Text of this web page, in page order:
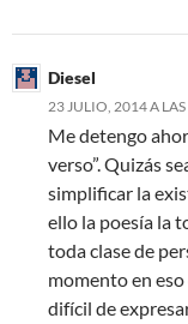
Diesel
23 JULIO, 2014 A
Me detengo
verso”. Quizás
simplificar la
ello la poesía la
toda clase de
momento en eso
difícil de